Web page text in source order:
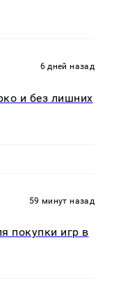
6 дней назад
и без лишних
59 минут назад
покупки игр в